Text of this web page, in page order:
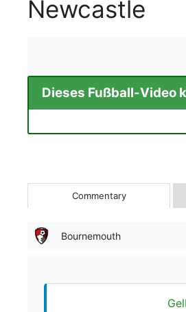
Newcastle
Dieses Fußball-Video
Commentary
Bournemouth